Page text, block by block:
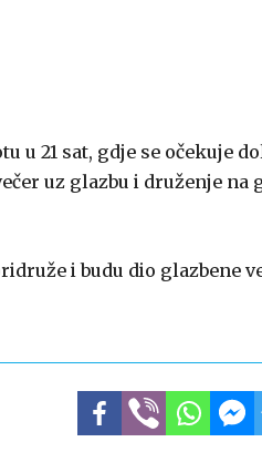
u 21 sat, gdje se očekuje
uz glazbu i druženje na
i budu dio glazbene